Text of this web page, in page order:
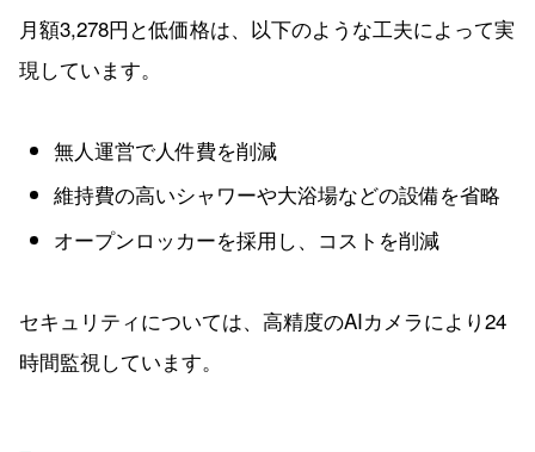
月額3,278円と低価格は、以下のような工夫によって実
現しています。
無人運営で人件費を削減
維持費の高いシャワーや大浴場などの設備を省略
オープンロッカーを採用し、コストを削減
セキュリティについては、高精度のAIカメラにより24
時間監視しています。